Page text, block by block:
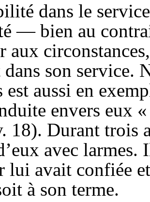
dans le
— bien au
aux
dans son service.
est aussi en
envers eux
18). Durant trois
avec
lui avait confiée
à son terme.